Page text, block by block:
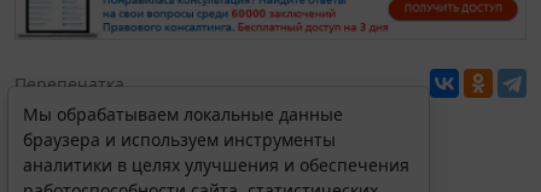
Перепечатка
Мы обрабатываем локальные данные
браузера и используем инструменты
аналитики в целях улучшения и обеспечения